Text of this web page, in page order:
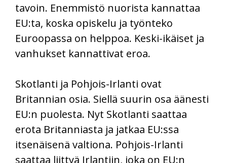
tavoin. Enemmistö nuorista kannattaa
EU:ta, koska opiskelu ja työnteko
Euroopassa on helppoa. Keski-ikäiset ja
vanhukset kannattivat eroa.
Skotlanti ja Pohjois-Irlanti ovat
Britannian osia. Siellä suurin osa äänesti
EU:n puolesta. Nyt Skotlanti saattaa
erota Britanniasta ja jatkaa EU:ssa
itsenäisenä valtiona. Pohjois-Irlanti
saattaa liittyä Irlantiin, joka on EU:n